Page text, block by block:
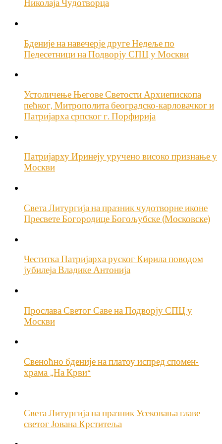
Николаја Чудотворца
Бденије на навечерје друге Недеље по
Педесетници на Подворју СПЦ у Москви
Устоличење Његове Светости Архиепископа
пећког, Митрополита београдско-карловачког и
Патријарха српског г. Порфирија
Патријарху Иринеју уручено високо признање у
Москви
Света Литургија на празник чудотворне иконе
Пресвете Богородице Богољубске (Московске)
Честитка Патријарха руског Кирила поводом
јубилеја Владике Антонија
Прослава Светог Саве на Подворју СПЦ у
Москви
Свеноћно бденије на платоу испред спомен-
храма „На Крви“
Света Литургија на празник Усековања главе
светог Јована Крститеља